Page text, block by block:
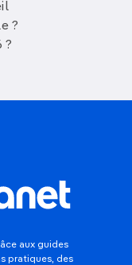
?
?
aux guides
pratiques, des